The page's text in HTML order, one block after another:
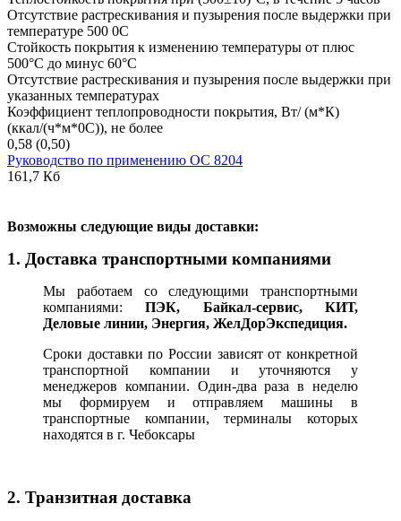
Отсутствие растрескивания и пузырения после выдержки при
температуре 500 0С
Стойкость покрытия к изменению температуры от плюс
500°С до минус 60°С
Отсутствие растрескивания и пузырения после выдержки при
указанных температурах
Коэффициент теплопроводности покрытия, Вт/ (м*К)
(ккал/(ч*м*0С)), не более
0,58 (0,50)
Руководство по применению ОС 8204
161,7 Кб
Возможны следующие виды доставки:
1. Доставка транспортными компаниями
Мы работаем со следующими транспортными
компаниями:ПЭК, Байкал-сервис, КИТ,
Деловые линии, Энергия, ЖелДорЭкспедиция.
Сроки доставки по России зависят от конкретной
транспортной компании и уточняются у
менеджеров компании. Один-два раза в неделю
мы формируем и отправляем машины в
транспортные компании, терминалы которых
находятся в г. Чебоксары
2. Транзитная доставка